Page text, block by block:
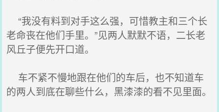
“我没有料到对手这么强，可惜教主和三个长
老命丧在他们手里。”见两人默默不语，二长老
风丘子便先开口道。
车不紧不慢地跟在他们的车后，也不知道车
的两人到底在聊些什么，黑漆漆的看不见里面。